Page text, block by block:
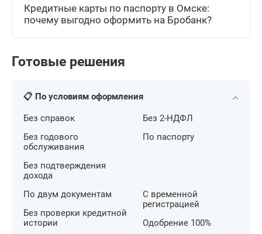
Кредитные карты по паспорту в Омске:
почему выгодно оформить на Бробанк?
Готовые решения
📋 По условиям оформления
Без справок
Без годового
обслуживания
Без подтверждения
дохода
Без 2-НДФЛ
По паспорту
По двум документам
Без проверки кредитной
истории
С временной
регистрацией
Одобрение 100%